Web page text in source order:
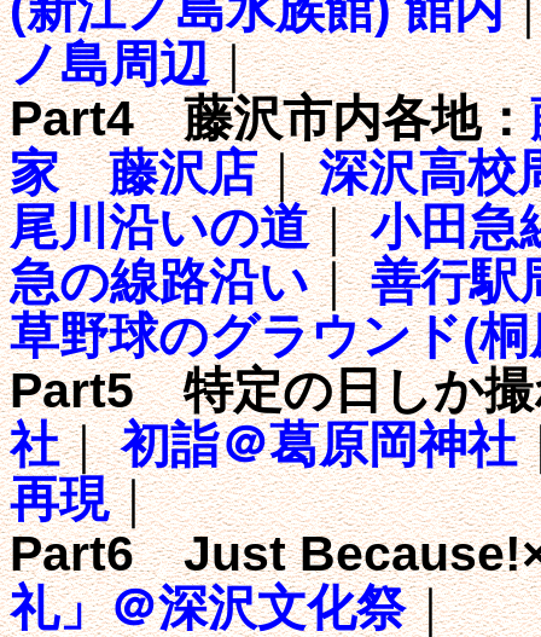
ノ島周辺｜
Part4 藤沢市内各地：
家 藤沢店｜深沢高校
尾川沿いの道｜小田急
急の線路沿い｜善行駅
草野球のグラウンド(
Part5 特定の日しか撮
社｜初詣＠葛原岡神社
再現｜
Part6 Just
礼」＠深沢文化祭｜